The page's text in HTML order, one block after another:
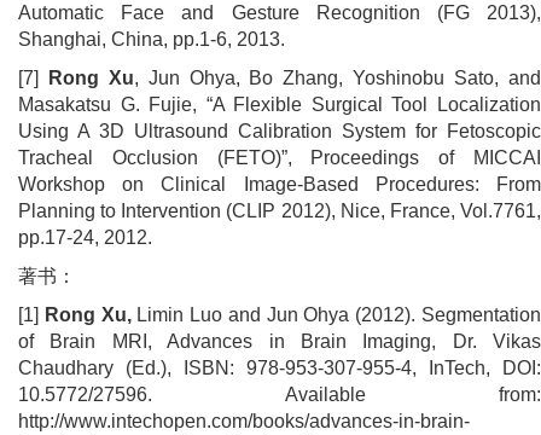
Automatic Face and Gesture Recognition (FG 2013),
Shanghai, China, pp.1-6, 2013.
[7]
Rong Xu, Jun Ohya, Bo Zhang, Yoshinobu Sato, and
Masakatsu G. Fujie, “A Flexible Surgical Tool Localization
Using A 3D Ultrasound Calibration System for Fetoscopic
Tracheal Occlusion (FETO)”, Proceedings of MICCAI
Workshop on Clinical Image-Based Procedures: From
Planning to Intervention (CLIP 2012), Nice, France, Vol.7761,
pp.17-24, 2012.
著书：
[1] Rong Xu,Limin Luo and Jun Ohya (2012). Segmentation
of Brain MRI, Advances in Brain Imaging, Dr. Vikas
Chaudhary (Ed.), ISBN: 978-953-307-955-4, InTech, DOI:
10.5772/27596. Available from:
http://www.intechopen.com/books/advances-in-brain-